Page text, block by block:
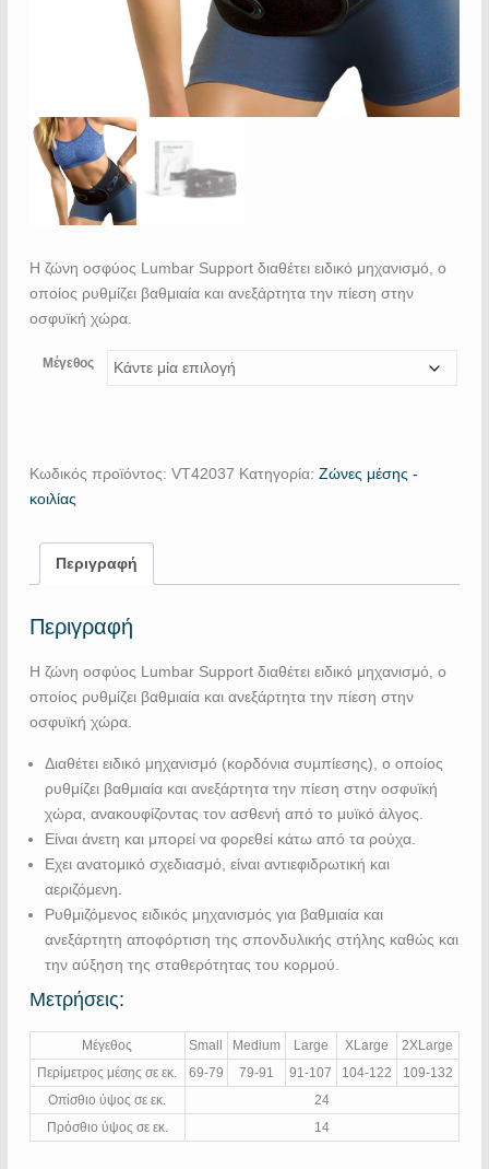
Η ζώνη οσφύος Lumbar Support διαθέτει ειδικό μηχανισμό, ο
οποίος ρυθμίζει βαθμιαία και ανεξάρτητα την πίεση στην
οσφυϊκή χώρα.
Μέγεθος
Κωδικός προϊόντος: VΤ42037 Κατηγορία: Ζώνες μέσης -
κοιλίας
Περιγραφή
Περιγραφή
Η ζώνη οσφύος Lumbar Support διαθέτει ειδικό μηχανισμό, ο
οποίος ρυθμίζει βαθμιαία και ανεξάρτητα την πίεση στην
οσφυϊκή χώρα.
Διαθέτει ειδικό μηχανισμό (κορδόνια συμπίεσης), ο οποίος
ρυθμίζει βαθμιαία και ανεξάρτητα την πίεση στην οσφυϊκή
χώρα, ανακουφίζοντας τον ασθενή από το μυϊκό άλγος.
Είναι άνετη και μπορεί να φορεθεί κάτω από τα ρούχα.
Εχει ανατομικό σχεδιασμό, είναι αντιεφιδρωτική και
αεριζόμενη.
Ρυθμιζόμενος ειδικός μηχανισμός για βαθμιαία και
ανεξάρτητη αποφόρτιση της σπονδυλικής στήλης καθώς και
την αύξηση της σταθερότητας του κορμού.
Μετρήσεις:
Μέγεθος Small Medium Large XLarge
2XLarge
Περίμετρος μέσης σε εκ.
69-79 79-91 91-107 104-122
109-132
Οπίσθιο ύψος σε εκ.
24
Πρόσθιο ύψος σε εκ.
14